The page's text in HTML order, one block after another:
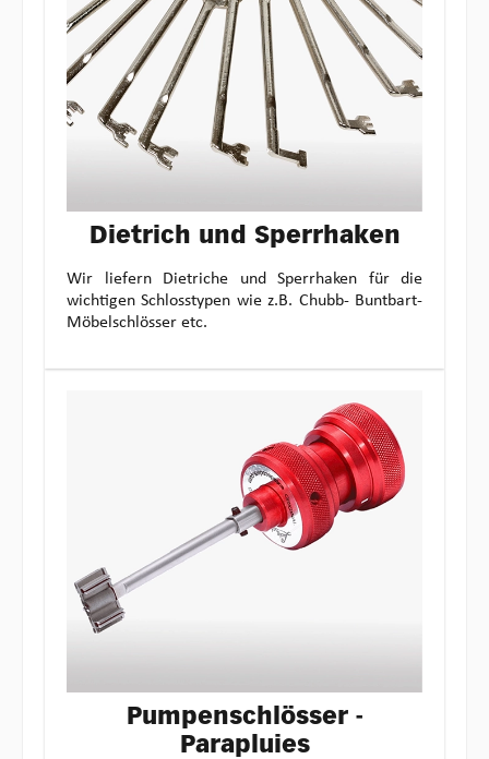
Dietrich und Sperrhaken
Wir liefern Dietriche und Sperrhaken für die
wichtigen Schlosstypen wie z.B. Chubb- Buntbart-
Möbelschlösser etc.
Pumpenschlösser -
Parapluies